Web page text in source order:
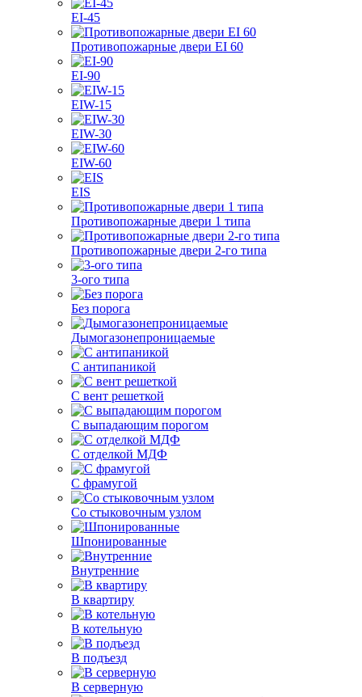
EI-45
Противопожарные двери EI 60
EI-90
EIW-15
EIW-30
EIW-60
EIS
Противопожарные двери 1 типа
Противопожарные двери 2-го типа
3-ого типа
Без порога
Дымогазонепроницаемые
С антипаникой
С вент решеткой
С выпадающим порогом
С отделкой МДФ
С фрамугой
Со стыковочным узлом
Шпонированные
Внутренние
В квартиру
В котельную
В подъезд
В серверную